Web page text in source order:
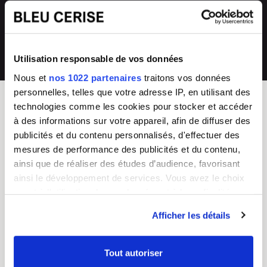
Utilisation responsable de vos données
Nous et nos 1022 partenaires traitons vos données
personnelles, telles que votre adresse IP, en utilisant des
technologies comme les cookies pour stocker et accéder
à des informations sur votre appareil, afin de diffuser des
publicités et du contenu personnalisés, d'effectuer des
mesures de performance des publicités et du contenu,
ainsi que de réaliser des études d’audience, favorisant
ainsi le développement de services. Vous avez le choix
tout moment en consultant la Déclaration relative aux
cookies ou en cliquant sur l'icône de confidentialité.
Afficher les détails
Tout autoriser
notre SAV 04 66 35 94 97
💰
Prix imbattables
les moins chers en France
BLEU CERISE
Enseigne Française
Service Client
Guides d'achat & FAQ
Du lundi au vendredi
8h - 17h
Sac Femme
Sac Homme
Junior/Enfant
Choisir un cadenas TSA